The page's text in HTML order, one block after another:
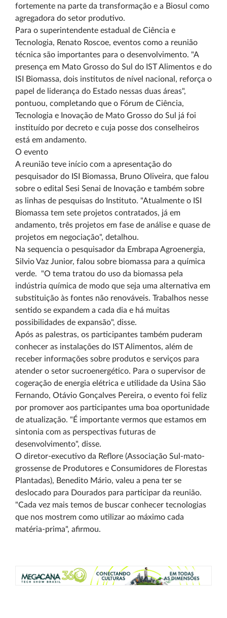
fortemente na parte da transformação e a Biosul como
agregadora do setor produtivo.
Para o superintendente estadual de Ciência e
Tecnologia, Renato Roscoe, eventos como a reunião
técnica são importantes para o desenvolvimento. "A
presença em Mato Grosso do Sul do IST Alimentos e do
ISI Biomassa, dois institutos de nível nacional, reforça o
papel de liderança do Estado nessas duas áreas",
pontuou, completando que o Fórum de Ciência,
Tecnologia e Inovação de Mato Grosso do Sul já foi
instituído por decreto e cuja posse dos conselheiros
está em andamento.
O evento
A reunião teve início com a apresentação do
pesquisador do ISI Biomassa, Bruno Oliveira, que falou
sobre o edital Sesi Senai de Inovação e também sobre
as linhas de pesquisas do Instituto. "Atualmente o ISI
Biomassa tem sete projetos contratados, já em
andamento, três projetos em fase de análise e quase de
projetos em negociação", detalhou.
Na sequencia o pesquisador da Embrapa Agroenergia,
Silvio Vaz Junior, falou sobre biomassa para a química
verde. "O tema tratou do uso da biomassa pela
indústria química de modo que seja uma alternativa em
substituição às fontes não renováveis. Trabalhos nesse
sentido se expandem a cada dia e há muitas
possibilidades de expansão", disse.
Após as palestras, os participantes também puderam
conhecer as instalações do IST Alimentos, além de
receber informações sobre produtos e serviços para
atender o setor sucroenergético. Para o supervisor de
cogeração de energia elétrica e utilidade da Usina São
Fernando, Otávio Gonçalves Pereira, o evento foi feliz
por promover aos participantes uma boa oportunidade
de atualização. "É importante vermos que estamos em
sintonia com as perspectivas futuras de
desenvolvimento", disse.
O diretor-executivo da Reflore (Associação Sul-mato-
grossense de Produtores e Consumidores de Florestas
Plantadas), Benedito Mário, valeu a pena ter se
deslocado para Dourados para participar da reunião.
"Cada vez mais temos de buscar conhecer tecnologias
que nos mostrem como utilizar ao máximo cada
matéria-prima", afirmou.